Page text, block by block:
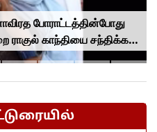
போராட்டத்தின்போது
ராகுல் காந்தியை சந்திக்க
சோனம் வாங்சுக்